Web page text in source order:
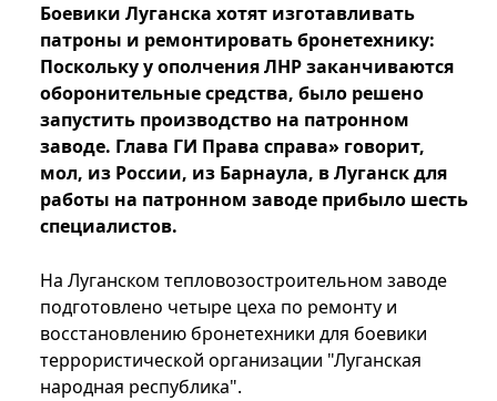
Боевики Луганска хотят изготавливать
патроны и ремонтировать бронетехнику:
Поскольку у ополчения ЛНР заканчиваются
оборонительные средства, было решено
запустить производство на патронном
заводе. Глава ГИ Права справа» говорит,
мол, из России, из Барнаула, в Луганск для
работы на патронном заводе прибыло шесть
специалистов.
На Луганском тепловозостроительном заводе
подготовлено четыре цеха по ремонту и
восстановлению бронетехники для боевики
террористической организации "Луганская
народная республика".